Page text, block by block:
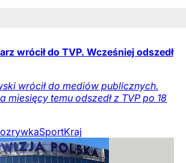
wrócił do TVP. Wcześniej odszedł
wrócił do mediów publicznych.
miesięcy temu odszedł z TVP po 18
SportKraj